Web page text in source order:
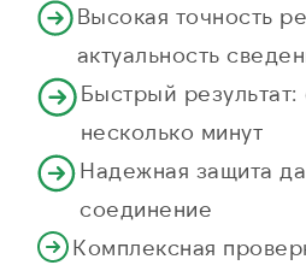
Высокая точность
актуальность
Быстрый результат:
несколько минут
Надежная защита
соединение
Комплексная